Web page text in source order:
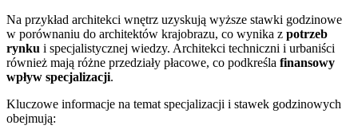
Na przykład architekci wnętrz uzyskują wyższe stawki godzinowe
w porównaniu do architektów krajobrazu, co wynika z potrzeb
rynku i specjalistycznej wiedzy. Architekci techniczni i urbaniści
również mają różne przedziały płacowe, co podkreśla finansowy
wpływ specjalizacji.
Kluczowe informacje na temat specjalizacji i stawek godzinowych
obejmują: